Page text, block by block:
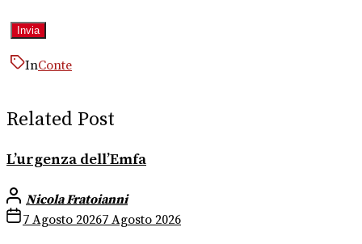
InConte
Related Post
L’urgenza dell’Emfa
Nicola Fratoianni
7 Agosto 20267 Agosto 2026